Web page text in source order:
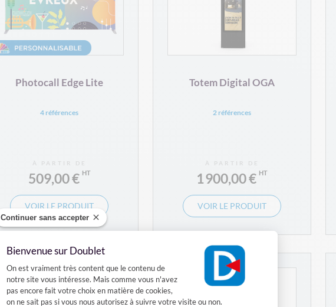
Continuer sans accepter
Bienvenue sur Doublet
Plateforme de Gestion du Consentement :
On est vraiment très content que le contenu de
notre site vous intéresse. Mais comme vous n'avez
pas encore fait votre choix en matière de cookies,
on ne sait pas si vous nous autorisez à suivre votre visite ou non.
Photocall Edge Lite
4 références
À PARTIR DE
509,00 €
VOIR LE PRODUIT
Totem Digital OGA
2 références
À PARTIR DE
1 900,00 €
VOIR LE PRODUIT